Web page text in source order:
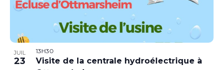
JUIL
23
13H30
Visite de la centrale hydroélectrique à